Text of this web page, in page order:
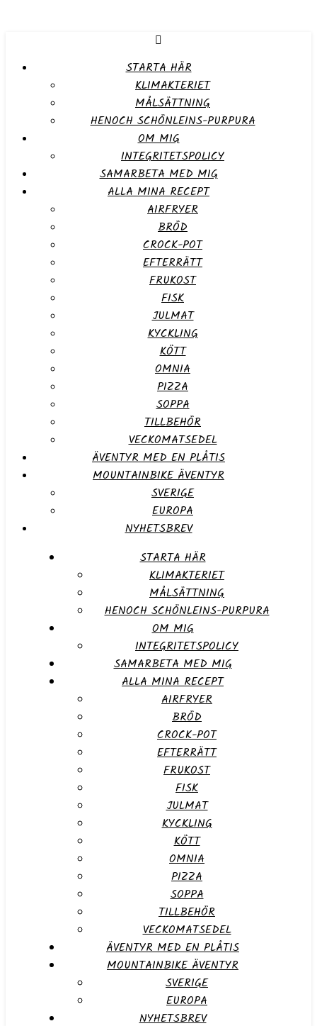
STARTA HÄR
KLIMAKTERIET
MÅLSÄTTNING
HENOCH SCHÖNLEINS-PURPURA
OM MIG
INTEGRITETSPOLICY
SAMARBETA MED MIG
ALLA MINA RECEPT
AIRFRYER
BRÖD
CROCK-POT
EFTERRÄTT
FRUKOST
FISK
JULMAT
KYCKLING
KÖTT
OMNIA
PIZZA
SOPPA
TILLBEHÖR
VECKOMATSEDEL
ÄVENTYR MED EN PLÅTIS
MOUNTAINBIKE ÄVENTYR
SVERIGE
EUROPA
NYHETSBREV
STARTA HÄR
KLIMAKTERIET
MÅLSÄTTNING
HENOCH SCHÖNLEINS-PURPURA
OM MIG
INTEGRITETSPOLICY
SAMARBETA MED MIG
ALLA MINA RECEPT
AIRFRYER
BRÖD
CROCK-POT
EFTERRÄTT
FRUKOST
FISK
JULMAT
KYCKLING
KÖTT
OMNIA
PIZZA
SOPPA
TILLBEHÖR
VECKOMATSEDEL
ÄVENTYR MED EN PLÅTIS
MOUNTAINBIKE ÄVENTYR
SVERIGE
EUROPA
NYHETSBREV